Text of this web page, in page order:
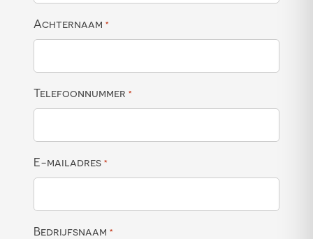
Achternaam *
Telefoonnummer *
E-mailadres *
Bedrijfsnaam *